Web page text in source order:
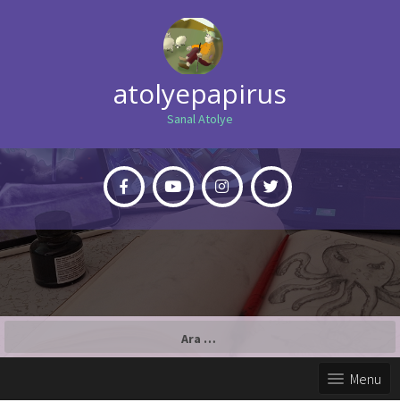
atolyepapirus
Sanal Atolye
Menu